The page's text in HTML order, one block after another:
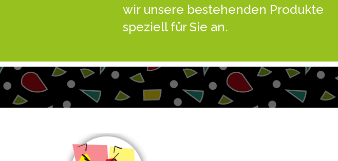
wir unsere bestehenden Produkte
speziell für Sie an.